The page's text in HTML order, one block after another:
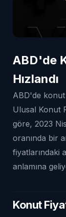
ABD'de
Hızlandı
ABD'de
Ulusal Konut
göre, 2023
oranında bir
fiyatlarındaki
anlamına
Konut